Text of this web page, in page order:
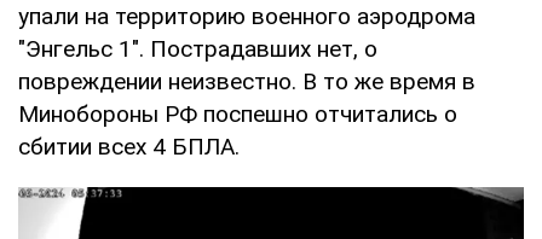
упали на территорию военного аэродрома
"Энгельс 1". Пострадавших нет, о
повреждении неизвестно. В то же время в
Минобороны РФ поспешно отчитались о
сбитии всех 4 БПЛА.